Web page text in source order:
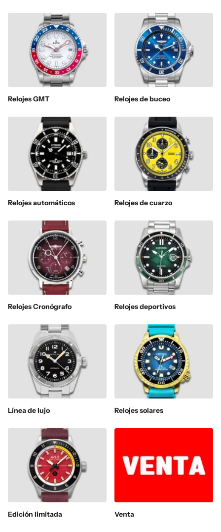
Relojes GMT Relojes de buceo
Relojes automáticos Relojes de cuarzo
Relojes Cronógrafo Relojes deportivos
Línea de lujo Relojes solares
Edición limitada Venta